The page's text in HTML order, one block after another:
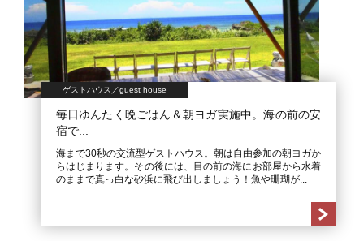
ゲストハウス／guest house
毎日ゆんたく晩ごはん＆朝ヨガ実施中。海の前の安
宿で...
海まで30秒の交流型ゲストハウス。朝は自由参加の朝ヨガか
らはじまります。その後には、目の前の海にお部屋から水着
のままで真っ白な砂浜に飛び出しましょう！魚や珊瑚が...